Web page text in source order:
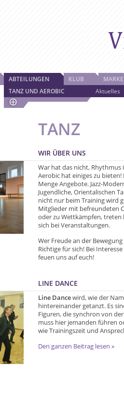
ABTEILUNGEN
TANZ UND AEROBIC
Aktuelles
KLUB
TANZ
WIR ÜBER UNS
War hat das nicht, Rhythmus
Aerobic hat einiges zu bieten!
Menge Angebote. Jazz-
Jugendliche, Orientalischen
nicht nur beim Training wird
Mitglieder mit befreundeten
oder zu Wettkämpfen, treten
sich bei Veranstaltungen.
Wer Freude an der
Richtige für sich! Bei
feuen uns auf euch!
LINE DANCE
Line Dancewird, wie der
hintereinander getanzt. Es
Figuren, die synchron von
muss hier jemanden führen
wie Trainingszeit und
Den ganzen Beitrag lesen »